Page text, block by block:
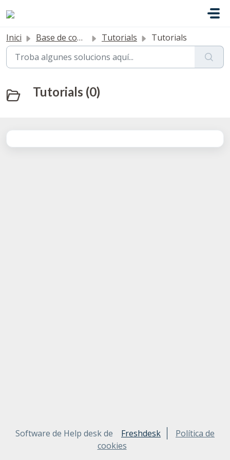
Inici Base de coneixement Tutorials Tutorials
Tutorials (0)
Software de Help desk de Freshdesk
Política de
cookies